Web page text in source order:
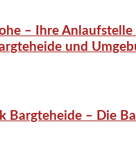
– Ihre
und
Bargteheide – Die